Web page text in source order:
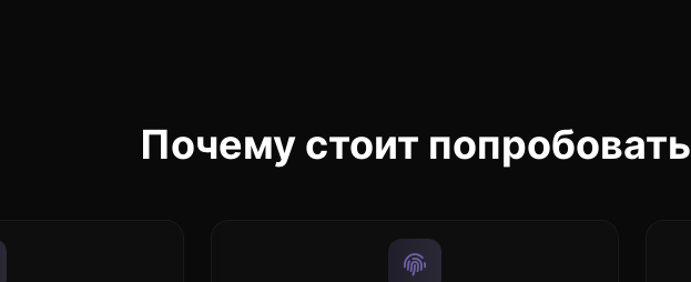
Почему стоит попробовать